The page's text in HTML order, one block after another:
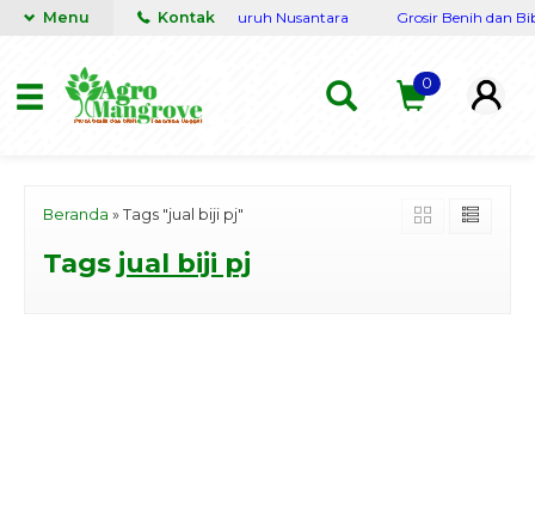
Terpercaya siap kirim seluruh Nusantara Grosir Benih dan
Menu Kontak
0
Beranda » Tags "jual biji pj"
Tags jual biji pj